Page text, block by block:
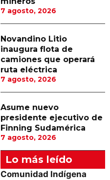
7 agosto, 2026
Novandino Litio
inaugura flota de
camiones que operará
ruta eléctrica
7 agosto, 2026
Asume nuevo
presidente ejecutivo de
Finning Sudamérica
7 agosto, 2026
Lo más leído
Comunidad Indígena